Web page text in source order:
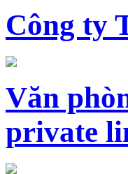
Công ty
Văn
private